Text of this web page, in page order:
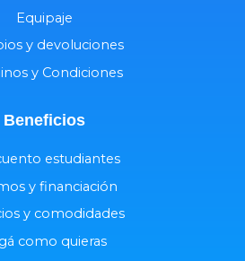
Equipaje
y devoluciones
y Condiciones
Beneficios
estudiantes
y financiación
y comodidades
como quieras